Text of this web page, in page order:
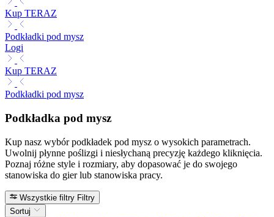
Kup TERAZ
Podkładki pod mysz
Logi
Kup TERAZ
Podkładki pod mysz
Podkładka pod mysz
Kup nasz wybór podkładek pod mysz o wysokich parametrach.
Uwolnij płynne poślizgi i niesłychaną precyzję każdego kliknięcia.
Poznaj różne style i rozmiary, aby dopasować je do swojego
stanowiska do gier lub stanowiska pracy.
Wszystkie filtry Filtry
Sortuj